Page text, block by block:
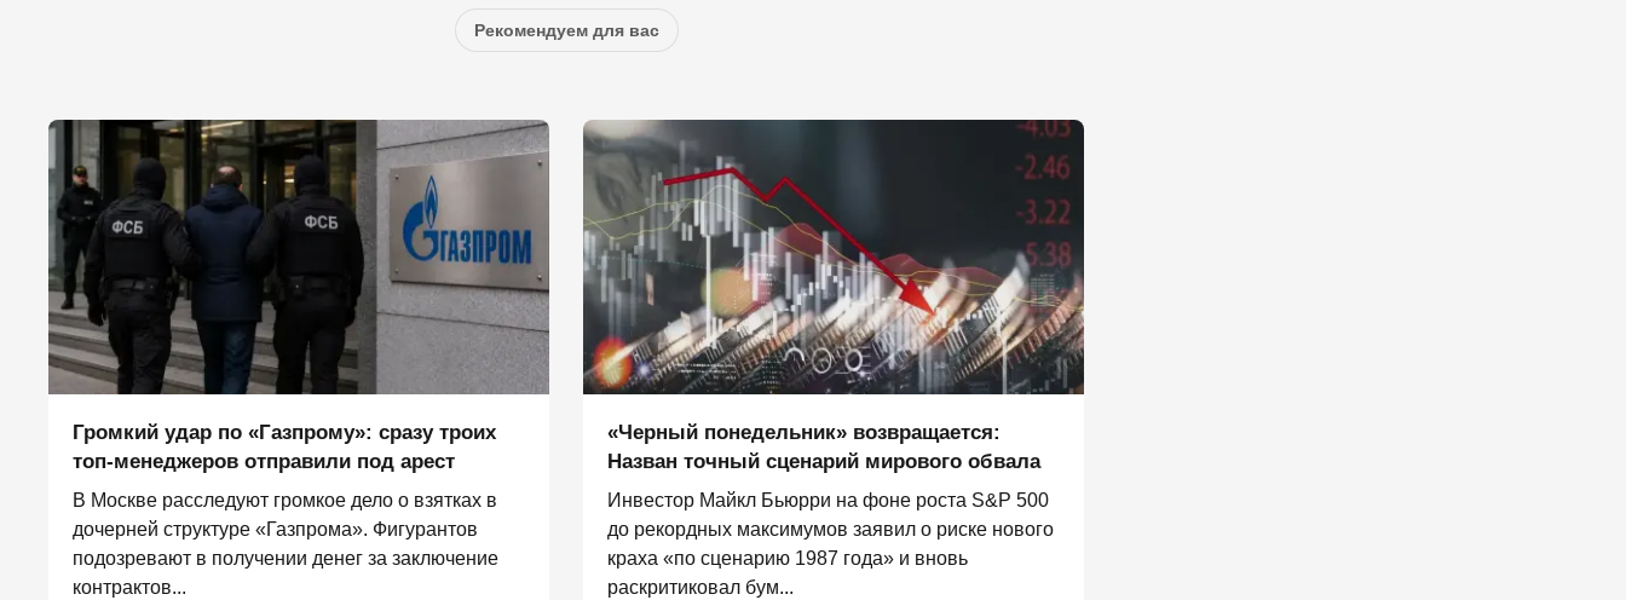
Рекомендуем для вас
Громкий удар по «Газпрому»: сразу троих
топ-менеджеров отправили под арест
В Москве расследуют громкое дело о взятках в
дочерней структуре «Газпрома». Фигурантов
подозревают в получении денег за заключение
контрактов...
«Черный понедельник» возвращается:
Назван точный сценарий мирового обвала
Инвестор Майкл Бьюрри на фоне роста S&P 500
до рекордных максимумов заявил о риске нового
краха «по сценарию 1987 года» и вновь
раскритиковал бум...